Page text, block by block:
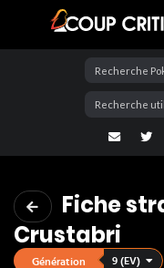
Coup Critique
adresse
Fiche
Crustabri
Génération 9 (EV)